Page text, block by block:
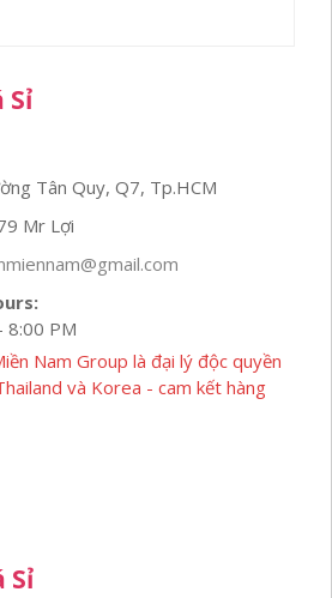
Sỉ
Tân Quy, Q7, Tp.HCM
Mr Lợi
8:00 PM
Nam Group là đại lý độc quyền
và Korea - cam kết hàng
Sỉ